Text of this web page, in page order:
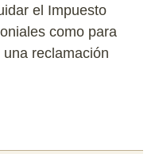
el Impuesto
como para
reclamación